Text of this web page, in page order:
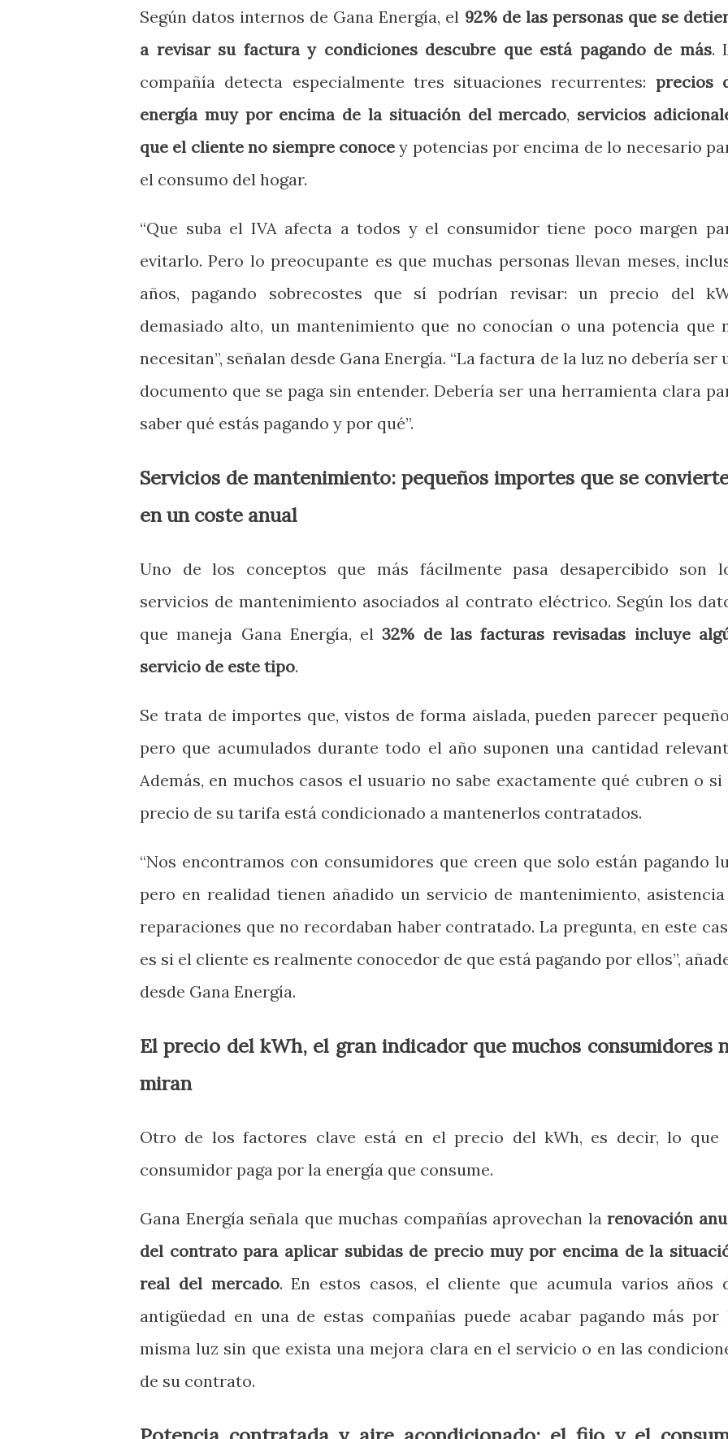
Según datos internos de Gana Energía, el 92% de las personas que se
a revisar su factura y condiciones descubre que está pagando de más.
compañía detecta especialmente tres situaciones recurrentes: precios
energía muy por encima de la situación del mercado, servicios
que el cliente no siempre conocey potencias por encima de lo necesario
el consumo del hogar.
“Que suba el IVA afecta a todos y el consumidor tiene poco margen
evitarlo. Pero lo preocupante es que muchas personas llevan meses,
años, pagando sobrecostes que sí podrían revisar: un precio del
demasiado alto, un mantenimiento que no conocían o una potencia que
necesitan”, señalan desde Gana Energía. “La factura de la luz no debería ser
documento que se paga sin entender. Debería ser una herramienta clara
saber qué estás pagando y por qué”.
Servicios de mantenimiento: pequeños importes que se
en un coste anual
Uno de los conceptos que más fácilmente pasa desapercibido son
servicios de mantenimiento asociados al contrato eléctrico. Según los
que maneja Gana Energía, el 32% de las facturas revisadas incluye
servicio de este tipo.
Se trata de importes que, vistos de forma aislada, pueden parecer
pero que acumulados durante todo el año suponen una cantidad
Además, en muchos casos el usuario no sabe exactamente qué cubren o si
precio de su tarifa está condicionado a mantenerlos contratados.
“Nos encontramos con consumidores que creen que solo están pagando
pero en realidad tienen añadido un servicio de mantenimiento,
reparaciones que no recordaban haber contratado. La pregunta, en este
es si el cliente es realmente conocedor de que está pagando por ellos”,
desde Gana Energía.
El precio del kWh, el gran indicador que muchos consumidores
miran
Otro de los factores clave está en el precio del kWh, es decir, lo que
consumidor paga por la energía que consume.
Gana Energía señala que muchas compañías aprovechan larenovación
del contrato para aplicar subidas de precio muy por encima de la
real del mercado. En estos casos, el cliente que acumula varios años
antigüedad en una de estas compañías puede acabar pagando más por
misma luz sin que exista una mejora clara en el servicio o en las
de su contrato.